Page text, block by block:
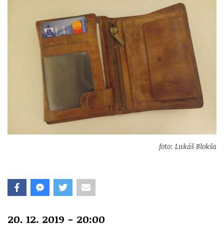
foto: Lukáš Blokša
20. 12. 2019 - 20:00